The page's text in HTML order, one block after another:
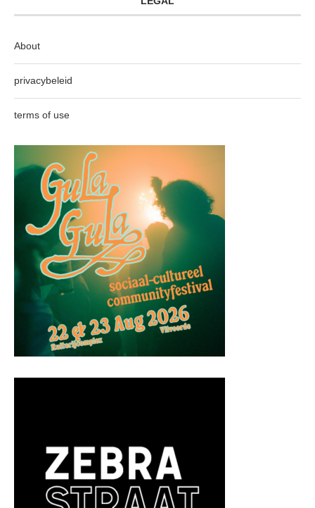
About
privacybeleid
terms of use